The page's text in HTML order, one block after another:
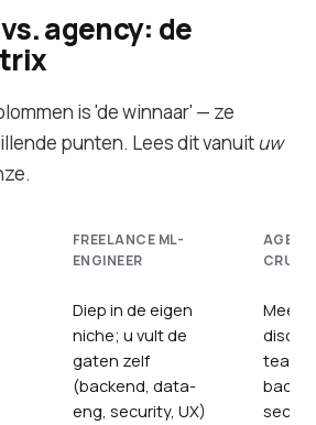
agency: de
is 'de winnaar' — ze
punten. Lees dit vanuituw
FREELANCE ML-
ENGINEER
CRUX
Diep in de eigen
niche; u vult de
gaten zelf
(backend, data-
eng, security, UX)
team